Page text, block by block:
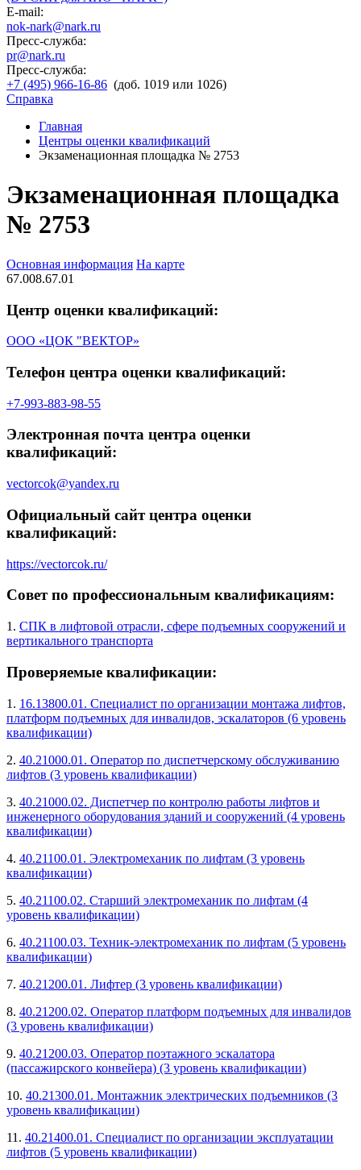
E-mail:
nok-nark@nark.ru
Пресс-служба:
pr@nark.ru
Пресс-служба:
+7 (495) 966-16-86 (доб. 1019 или 1026)
Справка
Главная
Центры оценки квалификаций
Экзаменационная площадка № 2753
Экзаменационная площадка
№ 2753
Основная информация На карте
67.008.67.01
Центр оценки квалификаций:
ООО «ЦОК "ВЕКТОР»
Телефон центра оценки квалификаций:
+7-993-883-98-55
Электронная почта центра оценки
квалификаций:
vectorcok@yandex.ru
Официальный сайт центра оценки
квалификаций:
https://vectorcok.ru/
Совет по профессиональным квалификациям:
1. СПК в лифтовой отрасли, сфере подъемных сооружений и
вертикального транспорта
Проверяемые квалификации:
1. 16.13800.01. Специалист по организации монтажа лифтов,
платформ подъемных для инвалидов, эскалаторов (6 уровень
квалификации)
2. 40.21000.01. Оператор по диспетчерскому обслуживанию
лифтов (3 уровень квалификации)
3. 40.21000.02. Диспетчер по контролю работы лифтов и
инженерного оборудования зданий и сооружений (4 уровень
квалификации)
4. 40.21100.01. Электромеханик по лифтам (3 уровень
квалификации)
5. 40.21100.02. Старший электромеханик по лифтам (4
уровень квалификации)
6. 40.21100.03. Техник-электромеханик по лифтам (5 уровень
квалификации)
7. 40.21200.01. Лифтер (3 уровень квалификации)
8. 40.21200.02. Оператор платформ подъемных для инвалидов
(3 уровень квалификации)
9. 40.21200.03. Оператор поэтажного эскалатора
(пассажирского конвейера) (3 уровень квалификации)
10. 40.21300.01. Монтажник электрических подъемников (3
уровень квалификации)
11. 40.21400.01. Специалист по организации эксплуатации
лифтов (5 уровень квалификации)